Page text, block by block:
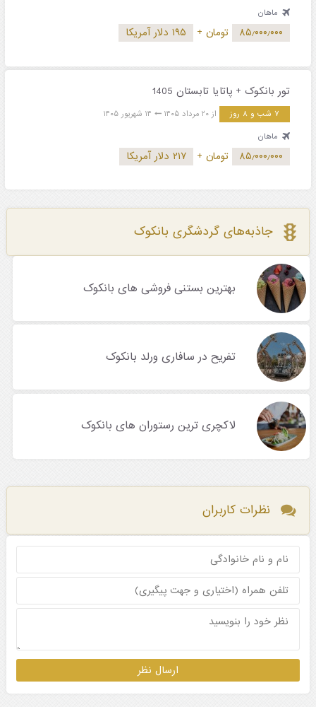
ماهان
۸۵٫۰۰۰٫۰۰۰ تومان + ۱۹۵ دلار آمریکا
تور بانکوک + پاتایا تابستان 1405
۷ شب و ۸ روز از ۲۰ مرداد ۱۴۰۵
۱۴ شهریور ۱۴۰۵
ماهان
۸۵٫۰۰۰٫۰۰۰ تومان + ۲۱۷ دلار آمریکا
جاذبه‌های گردشگری بانکوک
بهترین بستنی فروشی های بانکوک
تفریح در سافاری ورلد بانکوک
لاکچری ترین رستوران های بانکوک
نظرات کاربران